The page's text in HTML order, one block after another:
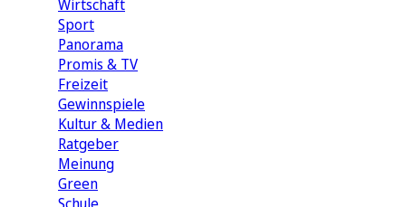
Wirtschaft
Sport
Panorama
Promis & TV
Freizeit
Gewinnspiele
Kultur & Medien
Ratgeber
Meinung
Green